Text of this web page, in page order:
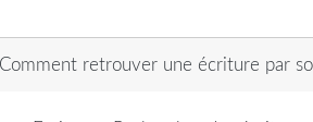
Comment retrouver une écriture par